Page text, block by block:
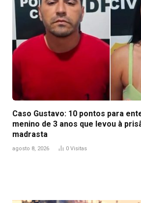
Caso Gustavo: 10 pontos para
menino de 3 anos que levou à
madrasta
agosto 8, 2026 0 Visitas